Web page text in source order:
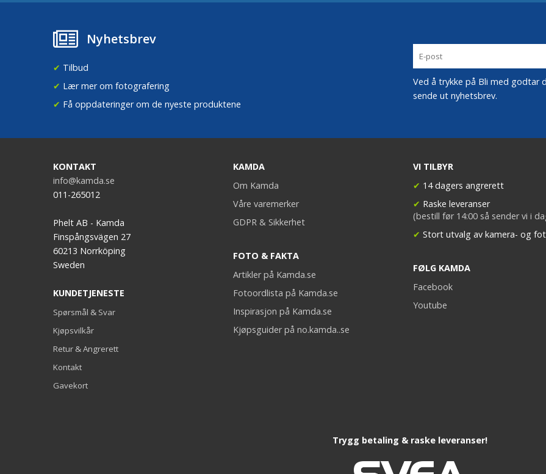
Nyhetsbrev
✔ Tilbud
✔ Lær mer om fotografering
✔ Få oppdateringer om de nyeste produktene
Ved å trykke på Bli med godtar
sende ut nyhetsbrev.
KONTAKT
info@kamda.se
011-265012
Phelt AB - Kamda
Finspångsvägen 27
60213 Norrköping
Sweden
KUNDETJENESTE
Spørsmål & Svar
Kjøpsvilkår
Retur & Angrerett
Kontakt
Gavekort
KAMDA
Om Kamda
Våre varemerker
GDPR & Sikkerhet
FOTO & FAKTA
Artikler på Kamda.se
Fotoordlista på Kamda.se
Inspirasjon på Kamda.se
Kjøpsguider på no.kamda..se
VI TILBYR
✔ 14 dagers angrerett
✔ Raske leveranser
(bestill før 14:00 så sender vi i
✔ Stort utvalg av kamera- og
FØLG KAMDA
Facebook
Youtube
Trygg betaling & raske leveranser!